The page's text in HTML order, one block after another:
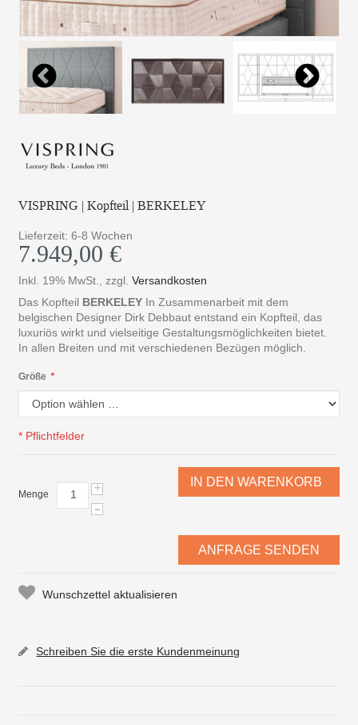
VISPRING | Kopfteil | BERKELEY
Lieferzeit: 6-8 Wochen
7.949,00 €
Inkl. 19% MwSt. ,zzgl.Versandkosten
Das Kopfteil BERKELEY In Zusammenarbeit mit dem
belgischen Designer Dirk Debbaut entstand ein Kopfteil, das
luxuriös wirkt und vielseitige Gestaltungsmöglichkeiten bietet.
In allen Breiten und mit verschiedenen Bezügen möglich.
*
Größe
* Pflichtfelder
Menge +
-
IN DEN WARENKORB
ANFRAGE SENDEN
Wunschzettel aktualisieren
Schreiben Sie die erste Kundenmeinung